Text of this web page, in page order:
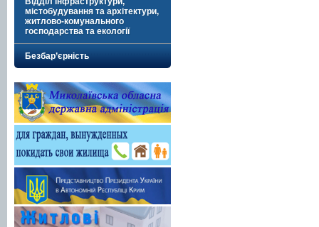
містобудування та архітектури,
житлово-комунального
господарства та екології
Безбар’єрність